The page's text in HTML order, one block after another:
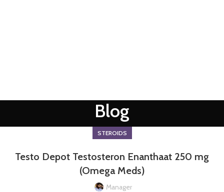
Blog
STEROIDS
Testo Depot Testosteron Enanthaat 250 mg
(Omega Meds)
Manager